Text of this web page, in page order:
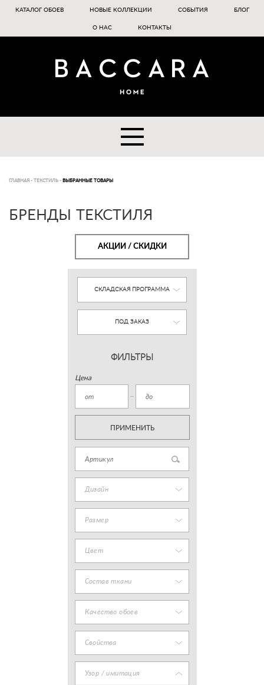
КАТАЛОГ ОБОЕВ НОВЫЕ КОЛЛЕКЦИИ СОБЫТИЯ БЛОГ
О НАС КОНТАКТЫ
ГЛАВНАЯ - ТЕКСТИЛЬ - ВЫБРАННЫЕ ТОВАРЫ
БРЕНДЫ ТЕКСТИЛЯ
АКЦИИ / СКИДКИ
СКЛАДСКАЯ ПРОГРАММА
ПОД ЗАКАЗ
ФИЛЬТРЫ
Цена
ПРИМЕНИТЬ
Дизайн
Размер
Цвет
Состав ткани
Качество обоев
Свойства
Узор / имитация